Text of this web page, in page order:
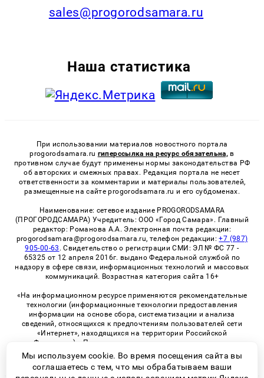
sales@progorodsamara.ru
Наша статистика
При использовании материалов новостного портала
progorodsamara.ru гиперссылка на ресурс обязательна, в
противном случае будут применены нормы законодательства РФ
об авторских и смежных правах. Редакция портала не несет
ответственности за комментарии и материалы пользователей,
размещенные на сайте progorodsamara.ru и его субдоменах.
Наименование: сетевое издание PROGORODSAMARA
(ПРОГОРОДСАМАРА) Учредитель: ООО «Город Самара». Главный
редактор: Романова А.А. Электронная почта редакции:
progorodsamara@progorodsamara.ru, телефон редакции:+7 (987)
905-00-63 . Свидетельство о регистрации СМИ: ЭЛ № ФС 77 -
65325 от 12 апреля 2016г. выдано Федеральной службой по
надзору в сфере связи, информационных технологий и массовых
коммуникаций. Возрастная категория сайта 16+
«На информационном ресурсе применяются рекомендательные
технологии (информационные технологии предоставления
информации на основе сбора, систематизации и анализа
сведений, относящихся к предпочтениям пользователей сети
«Интернет», находящихся на территории Российской
Федерации)». Правила применения рекомендательных
технологий в виджетах рекламно-обменной сети
«СМИ2» (PDF)
Мы используем cookie. Во время посещения сайта вы
соглашаетесь с тем, что мы обрабатываем ваши